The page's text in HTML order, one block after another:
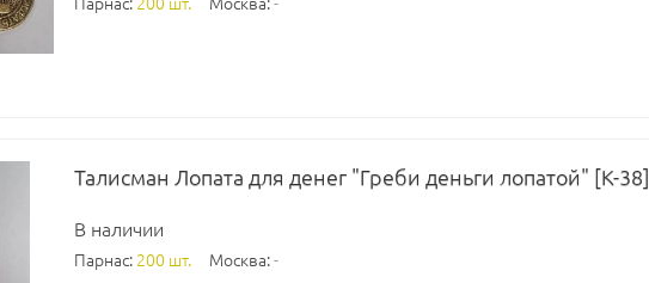
Талисман Лопата для денег "Греби деньги лопатой" [К-38]
В наличии
Парнас: 200 шт. Москва:-